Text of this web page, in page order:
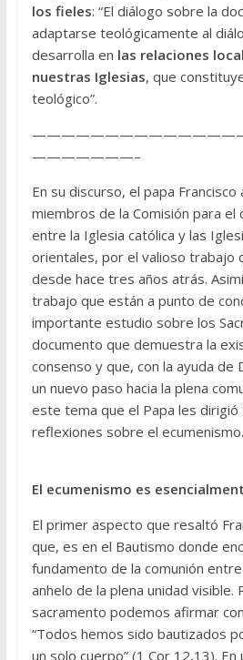
los fieles: “El diálogo sobre la
adaptarse teológicamente al
desarrolla en las relaciones
nuestras Iglesias, que
teológico”.
———————–
En su discurso, el papa Francisco
miembros de la Comisión para el
entre la Iglesia católica y las
orientales, por el valioso trabajo
desde hace tres años atrás.
trabajo que están a punto de
importante estudio sobre los
documento que demuestra la
consenso y que, con la ayuda de
un nuevo paso hacia la plena
este tema que el Papa les
reflexiones sobre el ecumenismo.
El ecumenismo es
El primer aspecto que resaltó
que, es en el Bautismo donde
fundamento de la comunión
anhelo de la plena unidad
sacramento podemos afirmar
“Todos hemos sido bautizados
un solo cuerpo” (1 Cor 12,13). En